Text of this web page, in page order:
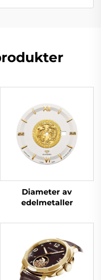
Diameter av
edelmetaller